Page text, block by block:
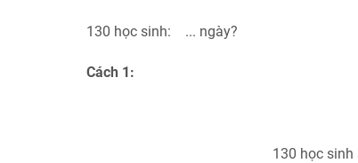
130 học sinh: ... ngày?
Cách 1:
130 học